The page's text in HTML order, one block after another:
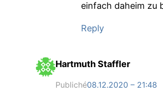
einfach daheim zu
Reply
Hartmuth Staffler
Publiché08.12.2020 – 21:48